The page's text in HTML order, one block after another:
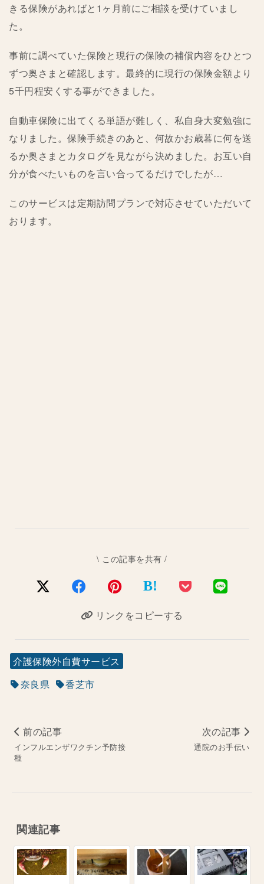
きる保険があればと1ヶ月前にご相談を受けていまし
た。
事前に調べていた保険と現行の保険の補償内容をひとつ
ずつ奥さまと確認します。最終的に現行の保険金額より
5千円程安くする事ができました。
自動車保険に出てくる単語が難しく、私自身大変勉強に
なりました。保険手続きのあと、何故かお歳暮に何を送
るか奥さまとカタログを見ながら決めました。お互い自
分が食べたいものを言い合ってるだけでしたが…
このサービスは定期訪問プランで対応させていただいて
おります。
\ この記事を共有 /
B!
リンクをコピーする
介護保険外自費サービス
奈良県
香芝市
前の記事
インフルエンザワクチン予防接
種
次の記事
通院のお手伝い
関連記事